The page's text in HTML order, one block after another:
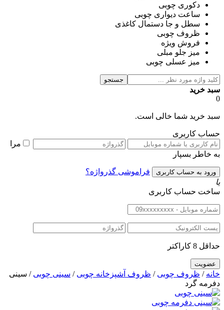
دکوری چوبی
ساعت دیواری چوبی
سطل و جا دستمال کاغذی
ظروف چوبی
فروش ویژه
میز جلو مبلی
میز عسلی چوبی
جستجو
سبد خرید
0
سبد خرید شما خالی است.
حساب کاربری
مرا
به خاطر بسپار
فراموشی گذرواژه؟
یا
ساخت حساب کاربری
حداقل 8 کاراکتر
خانه / ظروف چوبی / ظروف آشپزخانه چوبی / سینی چوبی / سینی
دفرمه گرد